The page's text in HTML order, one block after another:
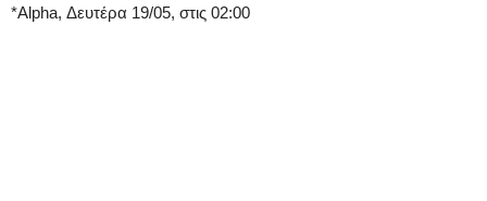
*Alpha, Δευτέρα 19/05, στις 02:00